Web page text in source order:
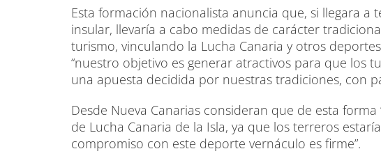
Esta formación nacionalista anuncia que, si llegara a
insular, llevaría a cabo medidas de carácter
turismo, vinculando la Lucha Canaria y otros
“nuestro objetivo es generar atractivos para que los
una apuesta decidida por nuestras tradiciones, con
Desde Nueva Canarias consideran que de esta
de Lucha Canaria de la Isla, ya que los terreros
compromiso con este deporte vernáculo es firme”.